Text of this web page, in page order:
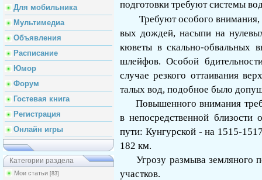
Для мобильника
Мультимедиа
Объявления
Расписание
Юмор
Форум
Гостевая книга
Регистрация
Онлайн игры
Категории раздела
Мои статьи [83]
подготовки тре­буют системы
Требуют особого
вых дождей, насыпи на
кю­веты в скально-обвальных
шлей­фов. Особой
случае рез­кого оттаивания
талых вод, по­добное было
Повышенного внимания
в непосредственной
пути: Кунгурской - на 1515-
182 км.
Угрозу размыва земляного
участков.